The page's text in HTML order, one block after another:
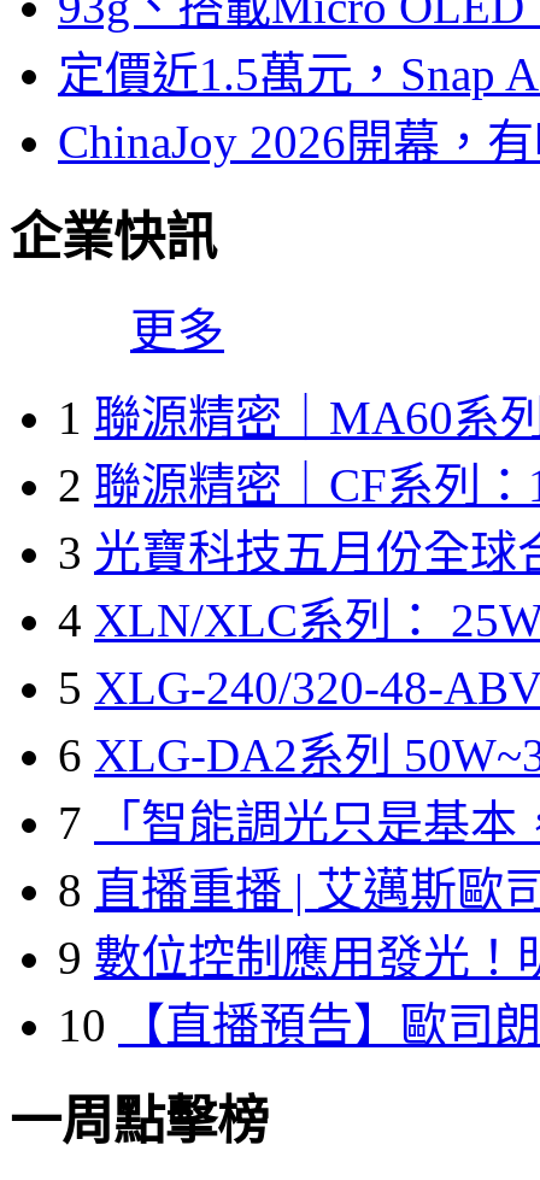
定價近1.5萬元，Snap
ChinaJoy 2026開幕，
企業快訊
更多
1 聯源精密｜MA60系
2 聯源精密｜CF系列：
3 光寶科技五月份全球
4 XLN/XLC系列：
5 XLG-240/320-48-
6 XLG-DA2系列
7
「智能調光只是基本
8 直播重播 | 艾邁斯歐
9 數位控制應用發光！
10
【直播預告】歐司
一周點擊榜